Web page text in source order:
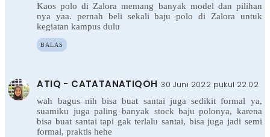
Kaos polo di Zalora memang banyak model dan pilihan
nya yaa. pernah beli sekali baju polo di Zalora untuk
kegiatan kampus dulu
BALAS
ATIQ - CATATANATIQOH 30 Juni 2022 pukul 22.02
wah bagus nih bisa buat santai juga sedikit formal ya,
suamiku juga paling banyak stock baju polonya, karena
bisa buat santai tapi gak terlalu santai, bisa juga jadi semi
formal, praktis hehe